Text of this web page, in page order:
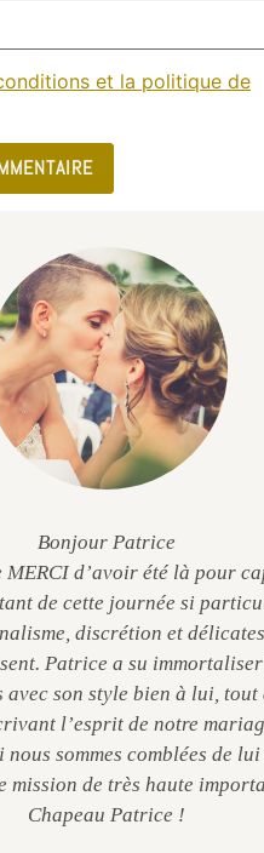
et la politique de
Bonjour Patrice
MERCI d’avoir été là pour
de cette journée si
discrétion et
Patrice a su
avec son style bien à lui, tout
l’esprit de notre
nous sommes comblées de
mission de très haute
Chapeau Patrice !